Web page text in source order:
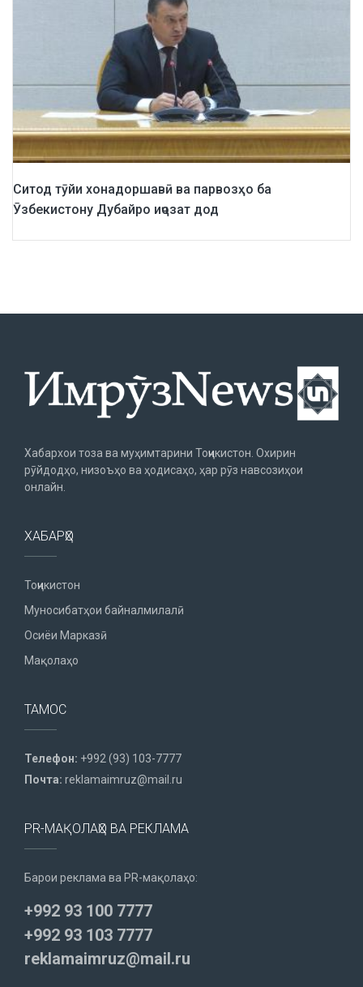
Ситод тӯйи хонадоршавӣ ва парвозҳо ба
Ӯзбекистону Дубайро иҷозат дод
Хабархои тоза ва муҳимтарини Тоҷикистон. Охирин
рӯйдодҳо, низоъҳо ва ҳодисаҳо, ҳар рӯз навсозиҳои
онлайн.
ХАБАРҲО
Тоҷикистон
Муносибатҳои байналмилалӣ
Осиёи Марказӣ
Мақолаҳо
ТАМОС
Телефон: +992 (93) 103-7777
Почта: reklamaimruz@mail.ru
PR-МАҚОЛАҲО ВА РЕКЛАМА
Барои реклама ва PR-мақолаҳо:
+992 93 100 7777
+992 93 103 7777
reklamaimruz@mail.ru